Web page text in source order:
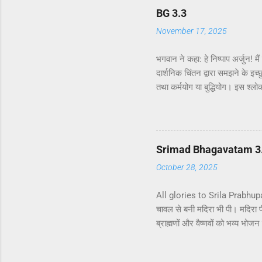
BG 3.3
November 17, 2025
भगवान ने कहा: हे निष्पाप अर्जुन!
दार्शनिक चिंतन द्वारा समझने के
तथा कर्मयोग या बुद्धियोग। इस
कि दूसरे अध्याय के इकसठवें श्लोक
से मनुष्य कर्म के बंधनों से मुक्त हो
गया है - कि यह बुद्धि-योग पूर्णतः
Srimad Bhagavatam
October 28, 2025
All glories to Srila
चावल से बनी मदिरा भी पी।
ब्राह्मणों और वैष्णवों को भव्य
बनी एक प्रकार की हल्की